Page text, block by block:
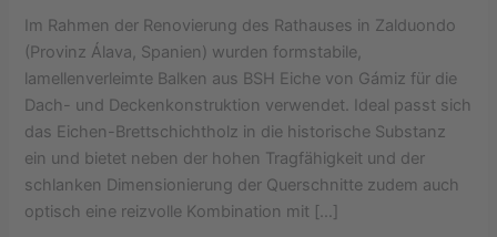
Im Rahmen der Renovierung des Rathauses in Zalduondo
(Provinz Álava, Spanien) wurden formstabile,
lamellenverleimte Balken aus BSH Eiche von Gámiz für die
Dach- und Deckenkonstruktion verwendet. Ideal passt sich
das Eichen-Brettschichtholz in die historische Substanz
ein und bietet neben der hohen Tragfähigkeit und der
schlanken Dimensionierung der Querschnitte zudem auch
optisch eine reizvolle Kombination mit […]